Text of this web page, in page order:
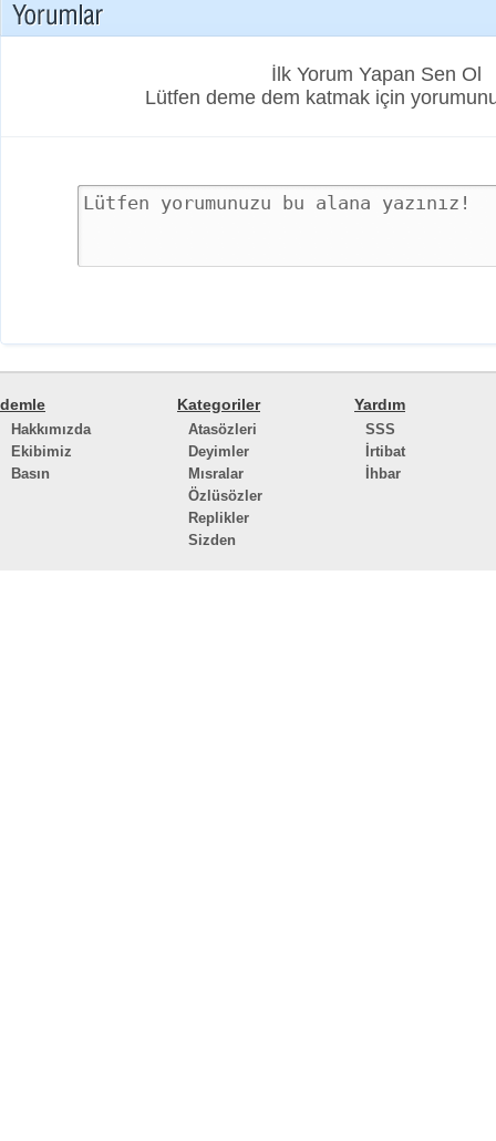
İlk Yorum Yapan Sen Ol
Lütfen deme dem katmak için
demle
Hakkımızda
Ekibimiz
Basın
Kategoriler
Atasözleri
Deyimler
Mısralar
Özlüsözler
Replikler
Sizden
Yardım
SSS
İrtibat
İhbar